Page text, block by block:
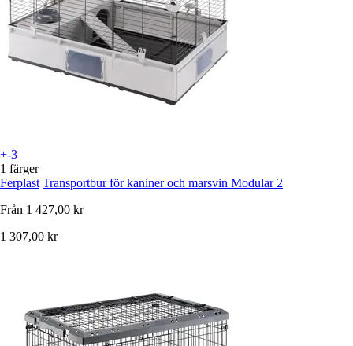
+-3
1 färger
Ferplast Transportbur för kaniner och marsvin Modular 2
Från 1 427,00 kr
1 307,00 kr